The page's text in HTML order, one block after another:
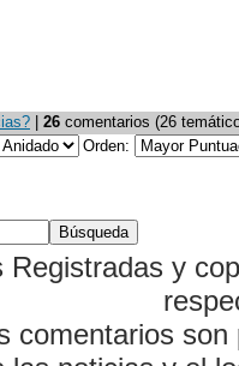
26 comentarios (26
Orden:
Registradas y
comentarios